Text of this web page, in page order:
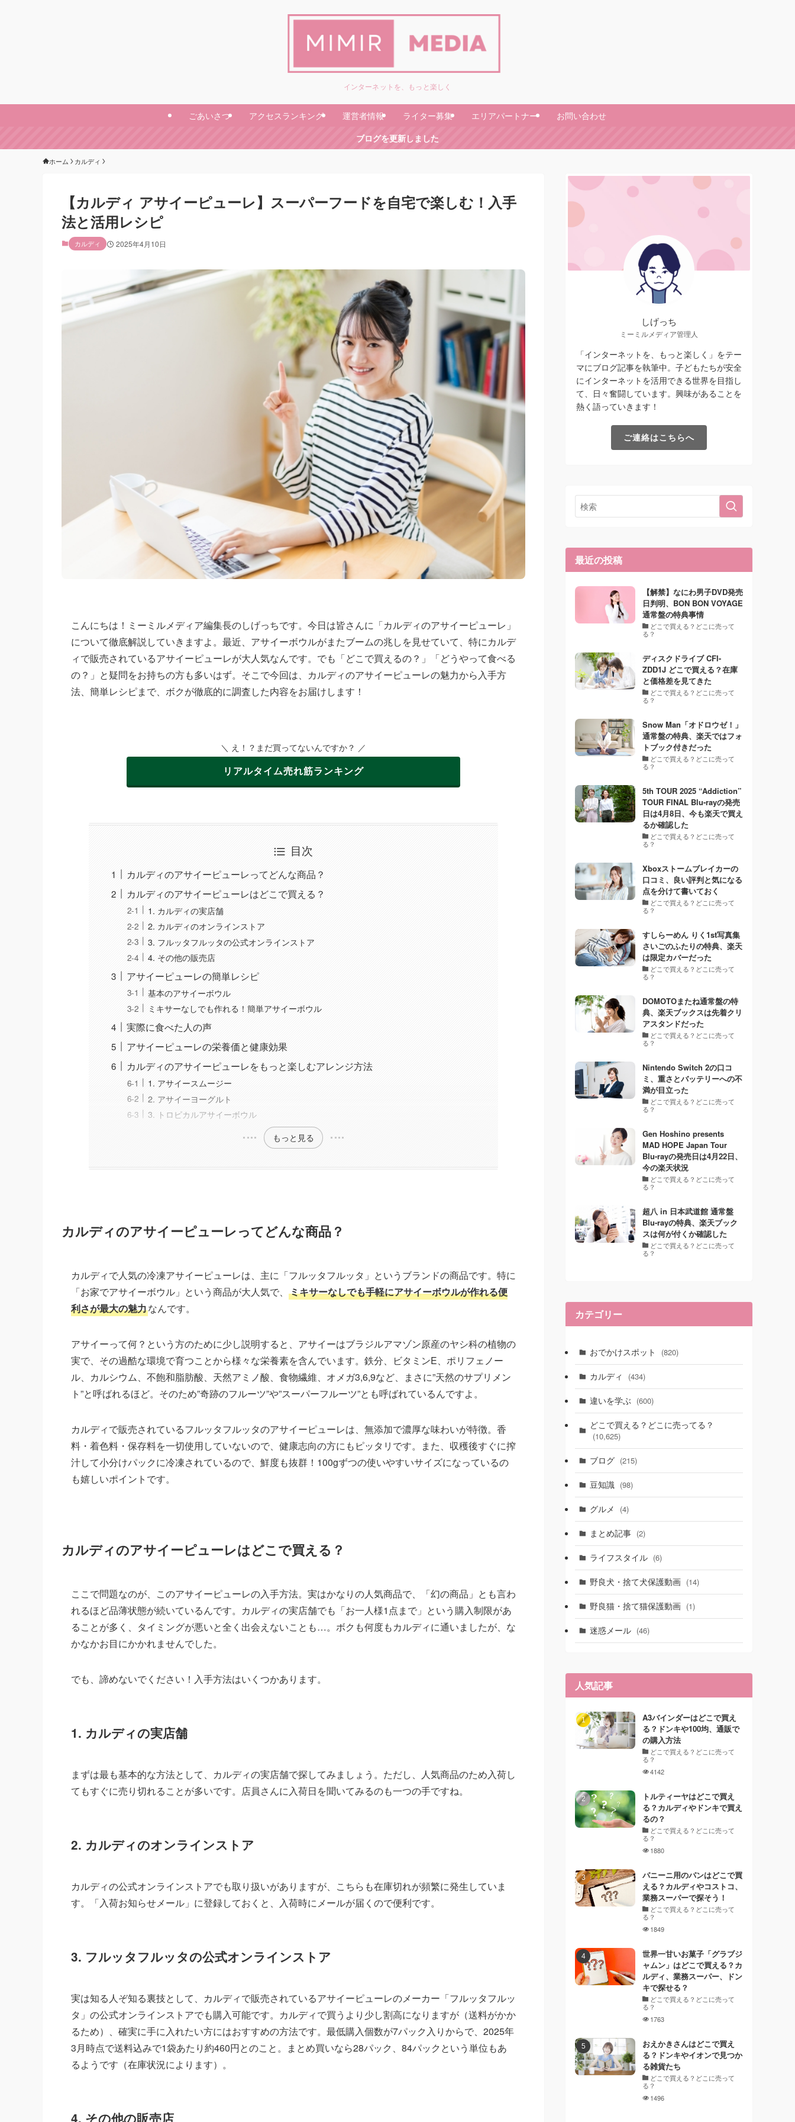
インターネットを、もっと楽しく
ごあいさつ アクセスランキング 運営者情報 ライター募集 エリアパートナー
お問い合わせ
ブログを更新しました
ホーム カルディ
【カルディ アサイーピューレ】スーパーフードを自宅で楽しむ！入手
法と活用レシピ
カルディ 2025年4月10日
こんにちは！ミーミルメディア編集長のしげっちです。今日は皆さんに「カルディのアサイーピューレ」
について徹底解説していきますよ。最近、アサイーボウルがまたブームの兆しを見せていて、特にカルデ
ィで販売されているアサイーピューレが大人気なんです。でも「どこで買えるの？」「どうやって食べる
の？」と疑問をお持ちの方も多いはず。そこで今回は、カルディのアサイーピューレの魅力から入手方
法、簡単レシピまで、ボクが徹底的に調査した内容をお届けします！
＼ え！？まだ買ってないんですか？ ／
リアルタイム売れ筋ランキング
目次
カルディのアサイーピューレってどんな商品？
カルディのアサイーピューレはどこで買える？
1. カルディの実店舗
2. カルディのオンラインストア
3. フルッタフルッタの公式オンラインストア
4. その他の販売店
アサイーピューレの簡単レシピ
基本のアサイーボウル
ミキサーなしでも作れる！簡単アサイーボウル
実際に食べた人の声
アサイーピューレの栄養価と健康効果
カルディのアサイーピューレをもっと楽しむアレンジ方法
1. アサイースムージー
2. アサイーヨーグルト
3. トロピカルアサイーボウル
もっと見る
カルディのアサイーピューレってどんな商品？
カルディで人気の冷凍アサイーピューレは、主に「フルッタフルッタ」というブランドの商品です。特に
「お家でアサイーボウル」という商品が大人気で、 ミキサーなしでも手軽にアサイーボウルが作れる便
利さが最大の魅力なんです。
アサイーって何？という方のために少し説明すると、アサイーはブラジルアマゾン原産のヤシ科の植物の
実で、その過酷な環境で育つことから様々な栄養素を含んでいます。鉄分、ビタミンE、ポリフェノー
ル、カルシウム、不飽和脂肪酸、天然アミノ酸、食物繊維、オメガ3,6,9など、まさに”天然のサプリメン
ト”と呼ばれるほど。そのため”奇跡のフルーツ”や”スーパーフルーツ”とも呼ばれているんですよ。
カルディで販売されているフルッタフルッタのアサイーピューレは、無添加で濃厚な味わいが特徴。香
料・着色料・保存料を一切使用していないので、健康志向の方にもピッタリです。また、収穫後すぐに搾
汁して小分けパックに冷凍されているので、鮮度も抜群！100gずつの使いやすいサイズになっているの
も嬉しいポイントです。
カルディのアサイーピューレはどこで買える？
ここで問題なのが、このアサイーピューレの入手方法。実はかなりの人気商品で、「幻の商品」とも言わ
れるほど品薄状態が続いているんです。カルディの実店舗でも「お一人様1点まで」という購入制限があ
ることが多く、タイミングが悪いと全く出会えないことも…。ボクも何度もカルディに通いましたが、な
かなかお目にかかれませんでした。
でも、諦めないでください！入手方法はいくつかあります。
1. カルディの実店舗
まずは最も基本的な方法として、カルディの実店舗で探してみましょう。ただし、人気商品のため入荷し
てもすぐに売り切れることが多いです。店員さんに入荷日を聞いてみるのも一つの手ですね。
2. カルディのオンラインストア
カルディの公式オンラインストアでも取り扱いがありますが、こちらも在庫切れが頻繁に発生していま
す。「入荷お知らせメール」に登録しておくと、入荷時にメールが届くので便利です。
3. フルッタフルッタの公式オンラインストア
実は知る人ぞ知る裏技として、カルディで販売されているアサイーピューレのメーカー「フルッタフルッ
タ」の公式オンラインストアでも購入可能です。カルディで買うより少し割高になりますが（送料がかか
るため）、確実に手に入れたい方にはおすすめの方法です。最低購入個数が7パック入りからで、2025年
3月時点で送料込みで1袋あたり約460円とのこと。まとめ買いなら28パック、84パックという単位もあ
るようです（在庫状況によります）。
4. その他の販売店
しげっち
ミーミルメディア管理人
「インターネットを、もっと楽しく」をテー
マにブログ記事を執筆中。子どもたちが安全
にインターネットを活用できる世界を目指し
て、日々奮闘しています。興味があることを
熱く語っていきます！
ご連絡はこちらへ
最近の投稿
【解禁】なにわ男子DVD発売
日判明、BON BON VOYAGE
通常盤の特典事情
どこで買える？どこに売って
る？
ディスクドライブ CFI-
ZDD1J どこで買える？在庫
と価格差を見てきた
どこで買える？どこに売って
る？
Snow Man「オドロウゼ！」
通常盤の特典、楽天ではフォ
トブック付きだった
どこで買える？どこに売って
る？
5th TOUR 2025 “Addiction”
TOUR FINAL Blu-rayの発売
日は4月8日、今も楽天で買え
るか確認した
どこで買える？どこに売って
る？
Xboxストームブレイカーの
口コミ、良い評判と気になる
点を分けて書いておく
どこで買える？どこに売って
る？
すしらーめん りく1st写真集
さいごのふたりの特典、楽天
は限定カバーだった
どこで買える？どこに売って
る？
DOMOTOまたね通常盤の特
典、楽天ブックスは先着クリ
アスタンドだった
どこで買える？どこに売って
る？
Nintendo Switch 2の口コ
ミ、重さとバッテリーへの不
満が目立った
どこで買える？どこに売って
る？
Gen Hoshino presents
MAD HOPE Japan Tour
Blu-rayの発売日は4月22日、
今の楽天状況
どこで買える？どこに売って
る？
超八 in 日本武道館 通常盤
Blu-rayの特典、楽天ブック
スは何が付くか確認した
どこで買える？どこに売って
る？
カテゴリー
おでかけスポット (820)
カルディ (434)
違いを学ぶ (600)
どこで買える？どこに売ってる？
(10,625)
ブログ (215)
豆知識 (98)
グルメ (4)
まとめ記事 (2)
ライフスタイル (6)
野良犬・捨て犬保護動画 (14)
野良猫・捨て猫保護動画 (1)
迷惑メール (46)
人気記事
A3バインダーはどこで買え
る？ドンキや100均、通販で
の購入方法
どこで買える？どこに売って
る？
4142
トルティーヤはどこで買え
る？カルディやドンキで買え
るの？
どこで買える？どこに売って
る？
1880
パニーニ用のパンはどこで買
える？カルディやコストコ、
業務スーパーで探そう！
どこで買える？どこに売って
る？
1849
世界一甘いお菓子「グラブジ
ャムン」はどこで買える？カ
ルディ、業務スーパー、ドン
キで探せる？
どこで買える？どこに売って
る？
1763
おえかきさんはどこで買え
る？ドンキやイオンで見つか
る雑貨たち
どこで買える？どこに売って
る？
1496